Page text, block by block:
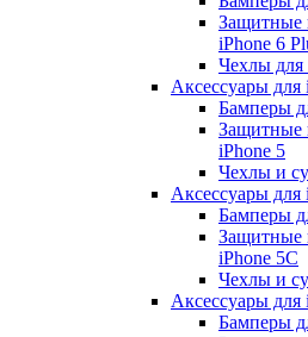
Защитные
iPhone 6
Чехлы для
Аксессуары для
Бамперы
Защитные
iPhone 5
Чехлы и
Аксессуары для
Бамперы
Защитные
iPhone 5C
Чехлы и
Аксессуары для
Бамперы